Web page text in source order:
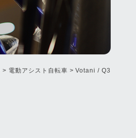
> 電動アシスト自転車 >Votani / Q3